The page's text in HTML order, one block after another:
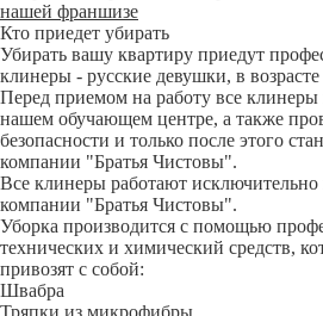
нашей франшизе
Кто приедет убирать
Убирать вашу квартиру приедут
клинеры - русские девушки, в возрасте
Перед приемом на работу все клинеры
нашем обучающем центре, а также
безопасности и только после этого
компании "Братья Чистовы".
Все клинеры работают
компании "Братья Чистовы".
Уборка производится с помощью
технических и химический средств,
привозят с собой:
Швабра
Тряпки из микрофибры